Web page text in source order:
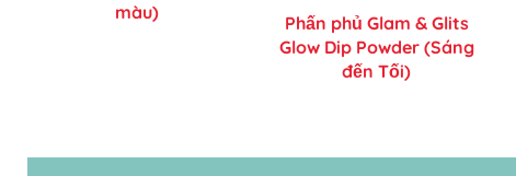
màu)
Phấn phủ Glam & Glits
Glow Dip Powder (Sáng
đến Tối)